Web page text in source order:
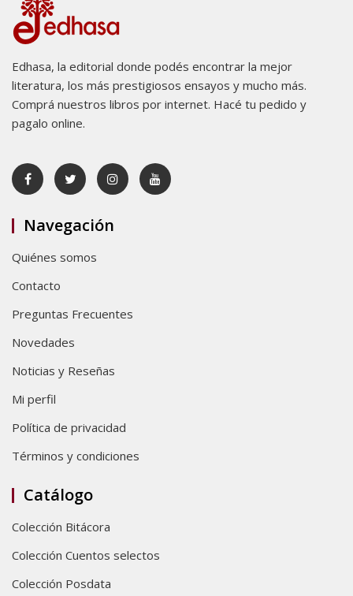
Edhasa, la editorial donde podés encontrar la mejor
literatura, los más prestigiosos ensayos y mucho más.
Comprá nuestros libros por internet. Hacé tu pedido y
pagalo online.
Navegación
Quiénes somos
Contacto
Preguntas Frecuentes
Novedades
Noticias y Reseñas
Mi perfil
Política de privacidad
Términos y condiciones
Catálogo
Colección Bitácora
Colección Cuentos selectos
Colección Posdata